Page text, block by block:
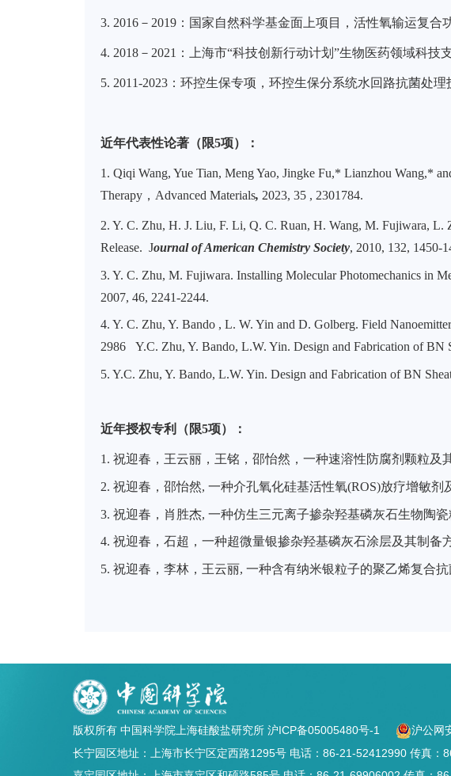
3. 2016－2019： 国家自然科学基金面上项目， 活性氧输运复合
4. 2018－2021： 上海市“科技创新行动计划”生物医药领域科技
5. 2011-2023 ：环控生保专项，环控生保分系统水回路抗菌处理
近年代表性论著（限5项）：
1. Qiqi Wang, Yue Tian, Meng Yao, Jingke Fu,* Lianzhou Wang,*
Therapy ， Advanced Materials, 2023, 35 , 2301784.
2. Y. C. Zhu, H. J. Liu, F. Li, Q. C. Ruan, H. Wang, M. Fujiwara, L.
Release. Journal of American Chemistry Society, 2010, 132, 1450-
3. Y. C. Zhu, M. Fujiwara. Installing Molecular Photomechanics in
2007, 46, 2241-2244.
4. Y. C. Zhu, Y. Bando , L. W. Yin and D. Golberg. Field
2986 Y.C. Zhu, Y. Bando, L.W. Yin. Design and Fabrication of BN
5. Y.C. Zhu, Y. Bando, L.W. Yin. Design and Fabrication of BN
近年授权专利（限5项）：
1. 祝迎春，王云丽，王铭，邵怡然 ， 一种速溶性防腐剂颗粒及
2. 祝迎春，邵怡然, 一种介孔氧化硅基活性氧(ROS)放疗增敏剂
3. 祝迎春，肖胜杰, 一种仿生三元离子掺杂羟基磷灰石生物陶
4. 祝迎春，石超 ， 一种超微量银掺杂羟基磷灰石涂层及其制备
5. 祝迎春，李林，王云丽, 一种含有纳米银粒子的聚乙烯复合
版权所有 中国科学院上海硅酸盐研究所 沪ICP备05005480号-1
沪公网
长宁园区地址：上海市长宁区定西路1295号 电话：86-21-52412990 传真：